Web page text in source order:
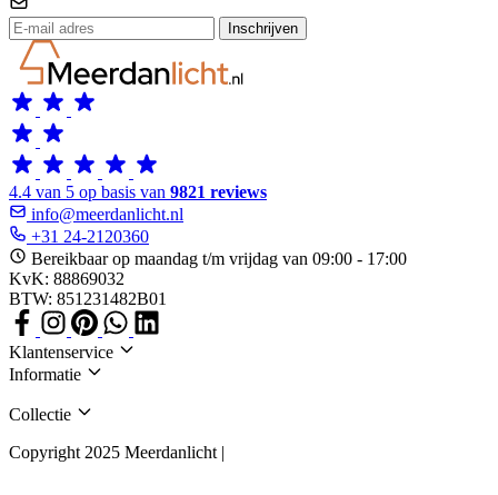
Inschrijven
4.4 van 5 op basis van 9821 reviews
info@meerdanlicht.nl
+31 24-2120360
Bereikbaar op maandag t/m vrijdag van 09:00 - 17:00
KvK: 88869032
BTW: 851231482B01
Klantenservice
Informatie
Collectie
Copyright 2025 Meerdanlicht |